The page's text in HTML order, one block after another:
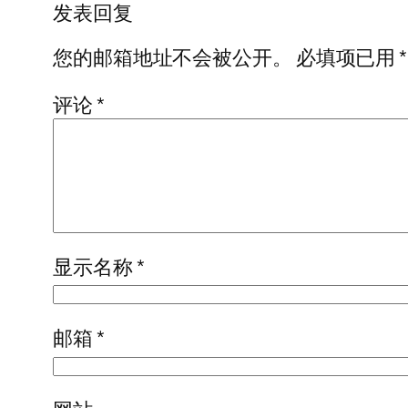
发表回复
您的邮箱地址不会被公开。
必填项已用*
评论*
显示名称*
邮箱*